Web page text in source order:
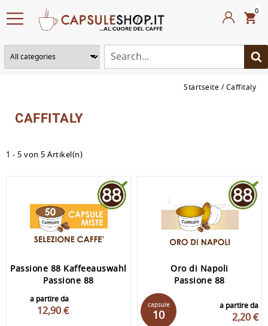
0
Startseite Caffitaly
CAFFITALY
1 - 5 von 5 Artikel(n)
Passione 88 Kaffeeauswahl
Passione 88
a partire da
12,90 €
Oro di Napoli
Passione 88
a partire da
2,20 €
capsule
10